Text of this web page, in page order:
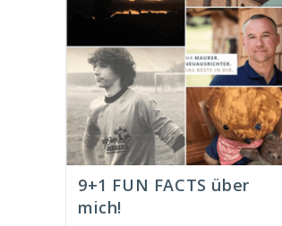
9+1 FUN FACTS über
mich!